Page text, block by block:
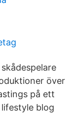
över
på ett
blog